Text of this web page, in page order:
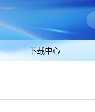
下载中心